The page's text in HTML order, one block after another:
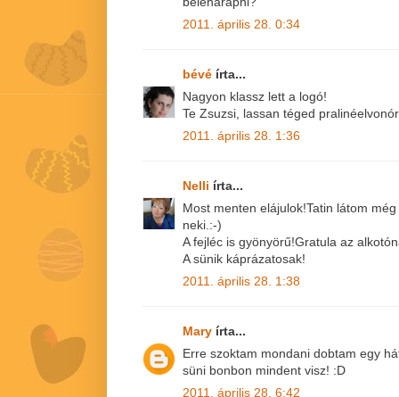
2011. április 28. 0:34
bévé írta...
Nagyon klassz lett a logó!
Te Zsuzsi, lassan téged
2011. április 28. 1:36
Nelli írta...
Most menten elájulok!Tatin látom
neki.:-)
A fejléc is gyönyörű!Gratula az
A sünik káprázatosak!
2011. április 28. 1:38
Mary írta...
Erre szoktam mondani dobtam egy
süni bonbon mindent visz! :D
2011. április 28. 6:42